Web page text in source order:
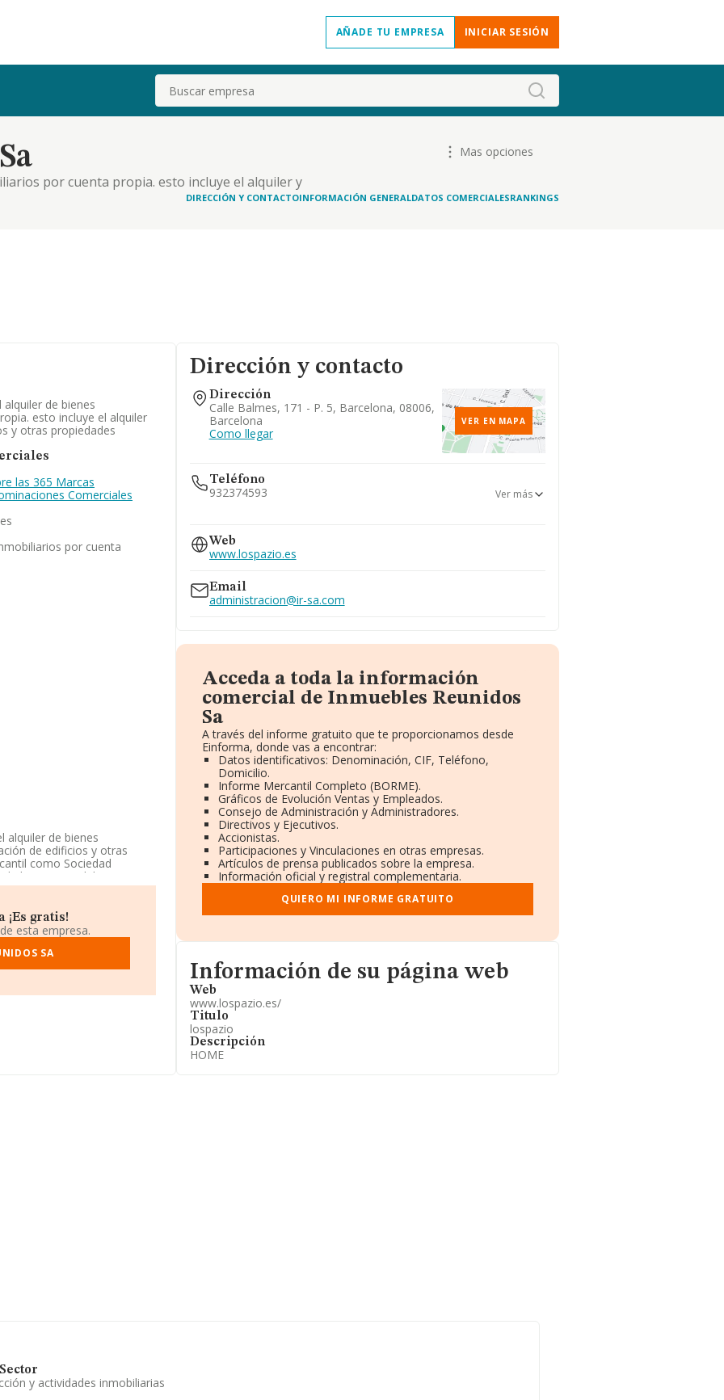
AÑADE TU EMPRESA INICIAR SESIÓN
Buscar
por cuenta propia. esto incluye el alquiler y
Mas opciones
DIRECCIÓN Y CONTACTOINFORMACIÓN GENERALDATOS COMERCIALESRANKINGS
de bienes
esto incluye el alquiler
y otras propiedades
las 365 Marcas
Comerciales
por cuenta
alquiler de bienes
de edificios y otras
como Sociedad
bienes inmobiliarios por
en mercados exteriores.
según las cifras existentes
por encima de la media
en los distintos
las empresas que la
gratis!
esta empresa.
SA
Dirección y contacto
Dirección
Calle Balmes, 171 - P. 5, Barcelona, 08006,
Barcelona
Como llegar
VER EN MAPA
Teléfono
932374593 Ver más
Web
www.lospazio.es
Email
administracion@ir-sa.com
Acceda a toda la información
comercial de Inmuebles Reunidos
Sa
A través del informe gratuito que te proporcionamos desde
Einforma, donde vas a encontrar:
Datos identificativos: Denominación, CIF, Teléfono,
Domicilio.
Informe Mercantil Completo (BORME).
Gráficos de Evolución Ventas y Empleados.
Consejo de Administración y Administradores.
Directivos y Ejecutivos.
Accionistas.
Participaciones y Vinculaciones en otras empresas.
Artículos de prensa publicados sobre la empresa.
Información oficial y registral complementaria.
QUIERO MI INFORME GRATUITO
Informacion de su página web
Información de su página web
Web
www.lospazio.es/
Titulo
lospazio
Descripción
HOME
y actividades inmobiliarias